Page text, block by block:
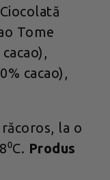
Tome
cacao),
la o
Produs